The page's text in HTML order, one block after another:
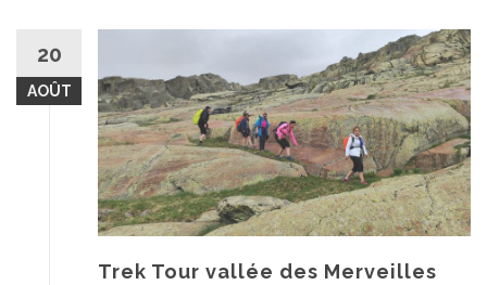
20
AOÛT
Trek Tour vallée des Merveilles